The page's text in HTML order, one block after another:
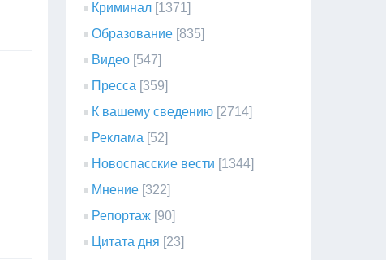
Криминал [1371]
Образование [835]
Видео [547]
Пресса [359]
К вашему сведению [2714]
Реклама [52]
Новоспасские вести [1344]
Мнение [322]
Репортаж [90]
Цитата дня [23]